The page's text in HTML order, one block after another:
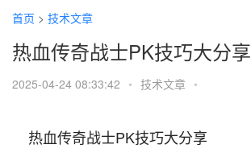
首页 > 技术文章
热血传奇战士PK技巧大分享
2025-04-24 08:33:42 • 技术文章 •
热血传奇战士PK技巧大分享